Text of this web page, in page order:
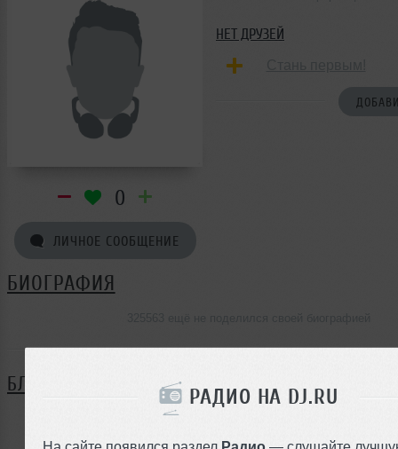
РАДИО НА DJ.RU
На сайте появился раздел Радио — слушайте
0
ЛИЧНОЕ СООБЩЕНИЕ
НЕТ ДРУЗЕЙ
БИОГРАФИЯ
БЛОГ